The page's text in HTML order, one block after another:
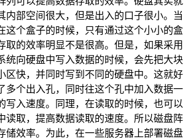
内部空间很大，但是出入的口子很小。当
这个盒子的时候，只有通过这个小小的盒
取的效率明显不是很高。但是，如果采用
统向硬盘中写入数据的时候，会先把大块
区快，并同时写到不同的硬盘中。这就好
多个出入孔，同时往这个孔中加入数据一
写入速度。同理，在读取的时候，也可以
读取，提高数据读取的速度。所以磁盘阵
储效率。为此，在一些服务器上部署磁盘